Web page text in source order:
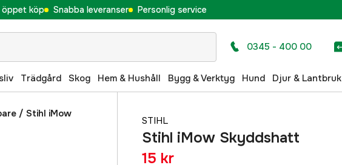
köp Snabba leveranser Personlig service
0345 - 400 00
Trädgård Skog Hem & Hushåll Bygg & Verktyg Hund Djur & Lantbruk
/ Stihl iMow
STIHL
Stihl iMow Skyddshatt
15 kr